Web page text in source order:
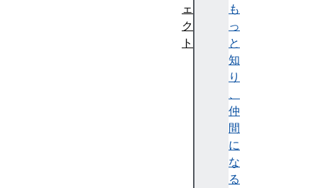
も
っ
と
知
り
、
仲
間
に
な
る
ェ
ク
ト